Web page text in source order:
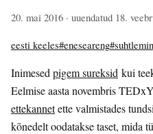
20. mai 2016 · uuendatud 18.
eesti keeles#eneseareng
Inimesed pigem sureksid kui
Eelmise aasta novembris
ettekannetette valmistades
kõnedelt oodatakse taset, mida